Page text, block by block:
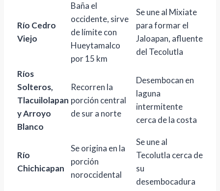
Río Cedro
Viejo
Baña el
occidente, sirve
de límite con
Hueytamalco
por 15 km
Se une al Mixiate
para formar el
Jaloapan, afluente
del Tecolutla
Ríos
Solteros,
Tlacuilolapan
y Arroyo
Blanco
Recorren la
porción central
de sur a norte
Desembocan en
laguna
intermitente
cerca de la costa
Río
Chichicapan
Se origina en la
porción
noroccidental
Se une al
Tecolutla cerca de
su
desembocadura